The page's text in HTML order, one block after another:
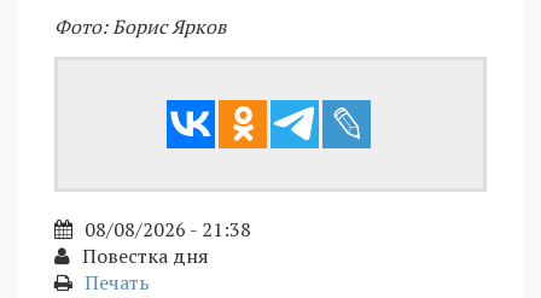
Фото: Борис Ярков
08/08/2026 - 21:38
Повестка дня
Печать